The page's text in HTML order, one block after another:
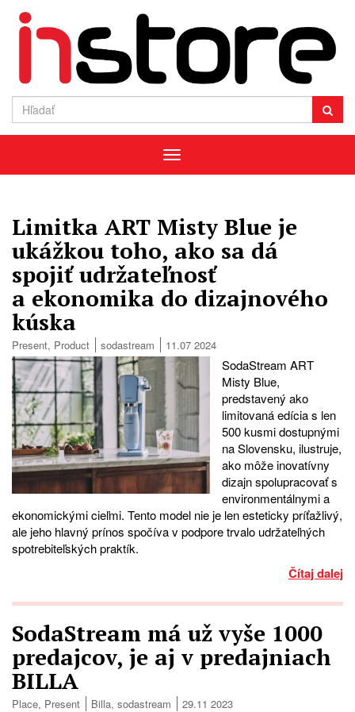
Menu
Limitka ART Misty Blue je
ukážkou toho, ako sa dá
spojiť udržateľnosť
a ekonomika do dizajnového
kúska
Present, Product sodastream 11.07 2024
SodaStream ART
Misty Blue,
predstavený ako
limitovaná edícia s len
500 kusmi dostupnými
na Slovensku, ilustruje,
ako môže inovatívny
dizajn spolupracovať s
environmentálnymi a
ekonomickými cieľmi. Tento model nie je len esteticky príťažlivý,
ale jeho hlavný prínos spočíva v podpore trvalo udržateľných
spotrebiteľských praktík.
Čítaj dalej
SodaStream má už vyše 1000
predajcov, je aj v predajniach
BILLA
Place, Present Billa, sodastream 29.11 2023